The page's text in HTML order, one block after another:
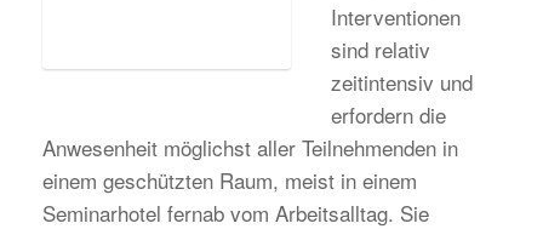
Interventionen
sind relativ
zeitintensiv und
erfordern die
Anwesenheit möglichst aller Teilnehmenden in
einem geschützten Raum, meist in einem
Seminarhotel fernab vom Arbeitsalltag. Sie